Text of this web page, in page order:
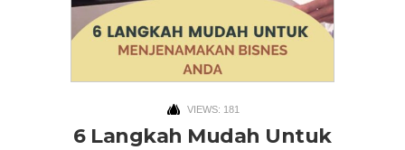
VIEWS: 181
6 Langkah Mudah Untuk